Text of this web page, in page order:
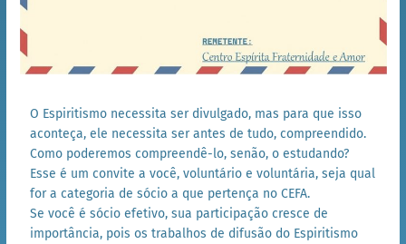
O Espiritismo necessita ser divulgado, mas para que isso
aconteça, ele necessita ser antes de tudo, compreendido.
Como poderemos compreendê-lo, senão, o estudando?
Esse é um convite a você, voluntário e voluntária, seja qual
for a categoria de sócio a que pertença no CEFA.
Se você é sócio efetivo, sua participação cresce de
importância, pois os trabalhos de difusão do Espiritismo